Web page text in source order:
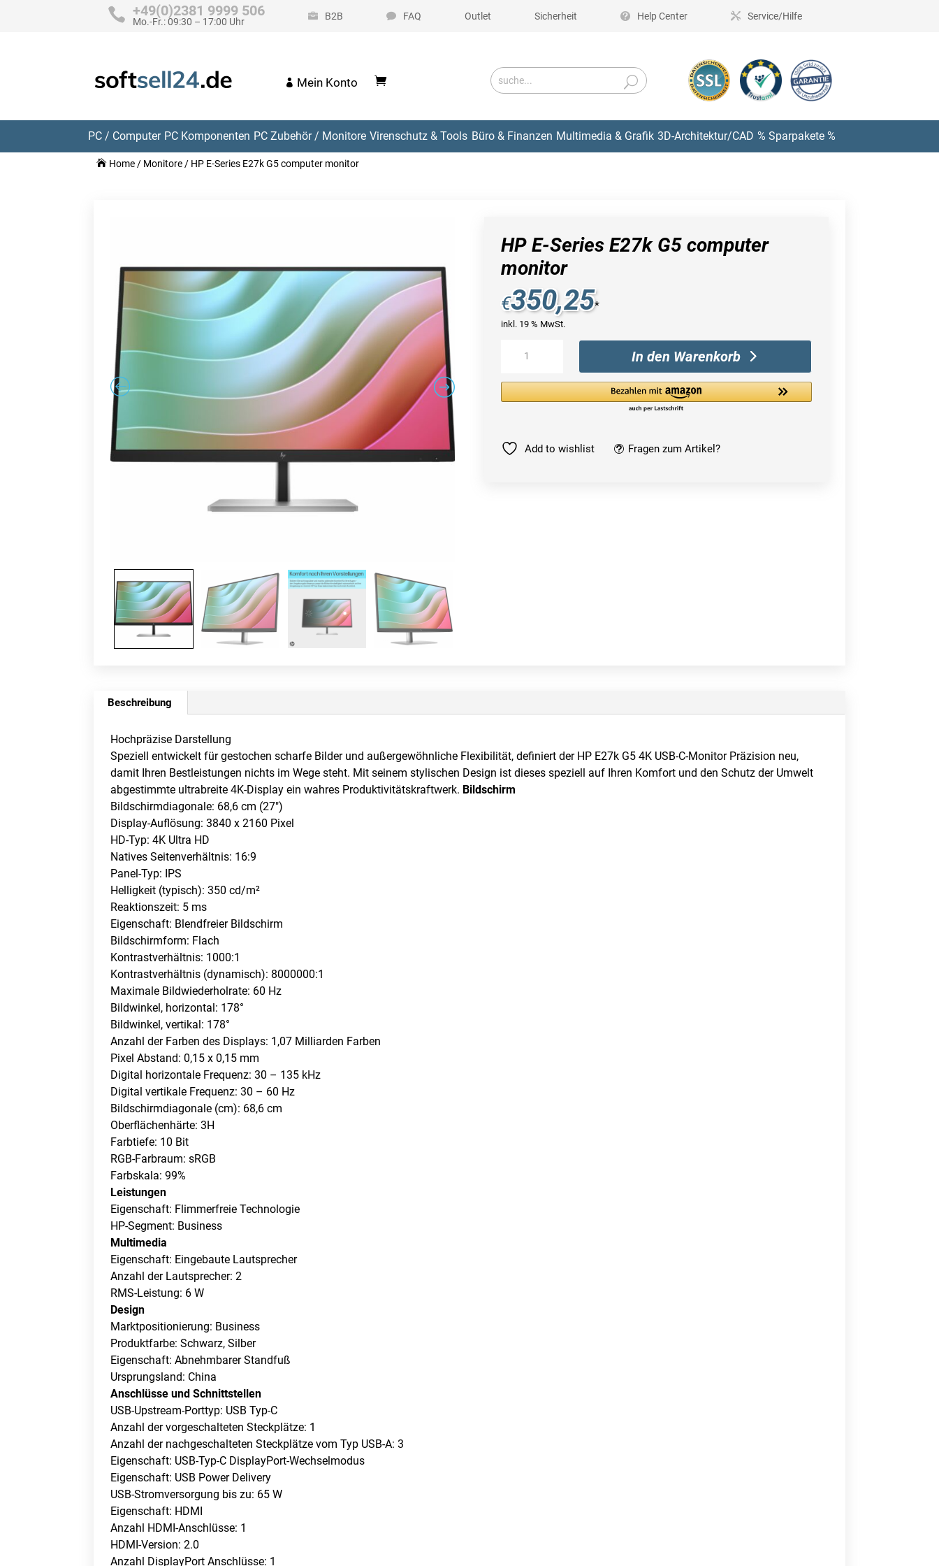
+49(0)2381 9999 506
Mo.-Fr.: 09:30 – 17:00 Uhr B2B FAQ Outlet Sicherheit Help Center Service/Hilfe
Mein Konto
PC / Computer PC Komponenten PC Zubehör / Monitore Virenschutz & Tools Büro & Finanzen Multimedia & Grafik 3D-Architektur/CAD % Sparpakete %
Home / Monitore / HP E-Series E27k G5 computer monitor
HP E-Series E27k G5 computer
monitor
€350,25*
inkl. 19 % MwSt.
Series
E27k
monitor
In den Warenkorb
Add to wishlist Fragen zum Artikel?
Beschreibung
Hochpräzise Darstellung
Speziell entwickelt für gestochen scharfe Bilder und außergewöhnliche Flexibilität, definiert der HP E27k G5 4K USB-C-Monitor Präzision neu,
damit Ihren Bestleistungen nichts im Wege steht. Mit seinem stylischen Design ist dieses speziell auf Ihren Komfort und den Schutz der Umwelt
abgestimmte ultrabreite 4K-Display ein wahres Produktivitätskraftwerk. Bildschirm
Bildschirmdiagonale: 68,6 cm (27″)
Display-Auflösung: 3840 x 2160 Pixel
HD-Typ: 4K Ultra HD
Natives Seitenverhältnis: 16:9
Panel-Typ: IPS
Helligkeit (typisch): 350 cd/m²
Reaktionszeit: 5 ms
Eigenschaft: Blendfreier Bildschirm
Bildschirmform: Flach
Kontrastverhältnis: 1000:1
Kontrastverhältnis (dynamisch): 8000000:1
Maximale Bildwiederholrate: 60 Hz
Bildwinkel, horizontal: 178°
Bildwinkel, vertikal: 178°
Anzahl der Farben des Displays: 1,07 Milliarden Farben
Pixel Abstand: 0,15 x 0,15 mm
Digital horizontale Frequenz: 30 – 135 kHz
Digital vertikale Frequenz: 30 – 60 Hz
Bildschirmdiagonale (cm): 68,6 cm
Oberflächenhärte: 3H
Farbtiefe: 10 Bit
RGB-Farbraum: sRGB
Farbskala: 99%
Leistungen
Eigenschaft: Flimmerfreie Technologie
HP-Segment: Business
Multimedia
Eigenschaft: Eingebaute Lautsprecher
Anzahl der Lautsprecher: 2
RMS-Leistung: 6 W
Design
Marktpositionierung: Business
Produktfarbe: Schwarz, Silber
Eigenschaft: Abnehmbarer Standfuß
Ursprungsland: China
Anschlüsse und Schnittstellen
USB-Upstream-Porttyp: USB Typ-C
Anzahl der vorgeschalteten Steckplätze: 1
Anzahl der nachgeschalteten Steckplätze vom Typ USB-A: 3
Eigenschaft: USB-Typ-C DisplayPort-Wechselmodus
Eigenschaft: USB Power Delivery
USB-Stromversorgung bis zu: 65 W
Eigenschaft: HDMI
Anzahl HDMI-Anschlüsse: 1
HDMI-Version: 2.0
Anzahl DisplayPort Anschlüsse: 1